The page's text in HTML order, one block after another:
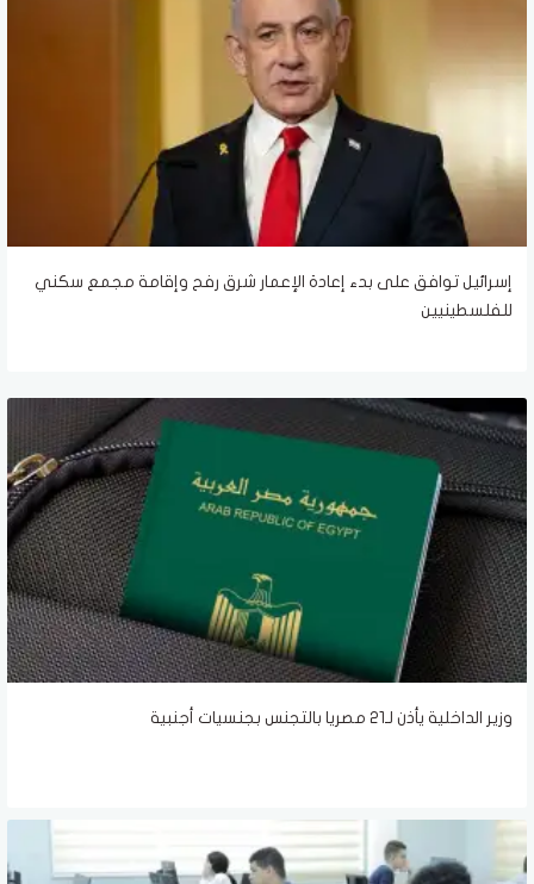
إسرائيل توافق على بدء إعادة الإعمار شرق رفح وإقامة مجمع سكني
للفلسطينيين
وزير الداخلية يأذن لـ21 مصريا بالتجنس بجنسيات أجنبية